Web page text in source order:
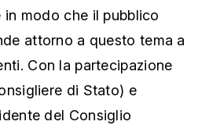
modo che il pubblico
attorno a questo tema a
Con la partecipazione
di Stato) e
del Consiglio